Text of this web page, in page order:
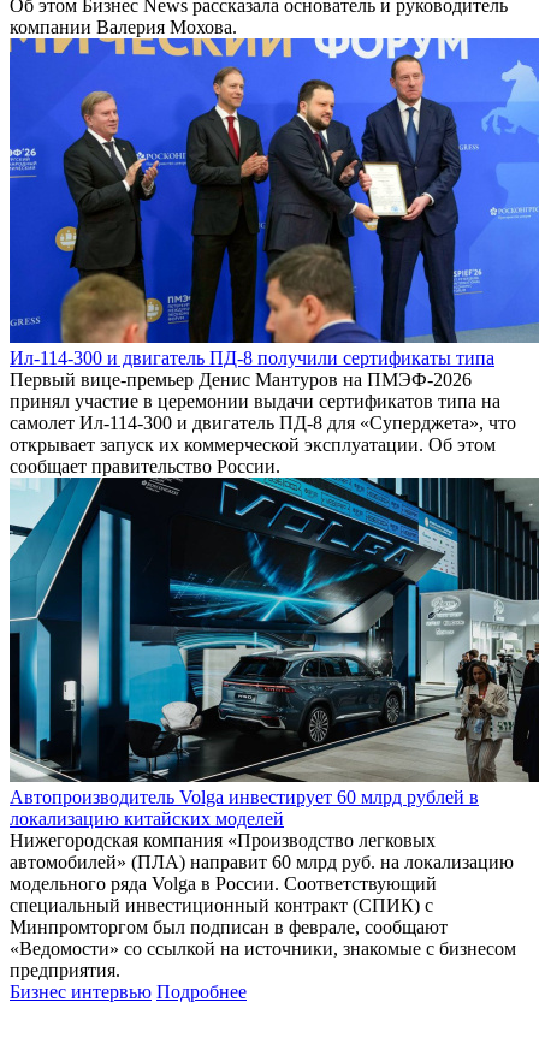
Об этом Бизнес News рассказала основатель и руководитель
компании Валерия Мохова.
Ил-114-300 и двигатель ПД-8 получили сертификаты типа
Первый вице-премьер Денис Мантуров на ПМЭФ-2026
принял участие в церемонии выдачи сертификатов типа на
самолет Ил-114-300 и двигатель ПД-8 для «Суперджета», что
открывает запуск их коммерческой эксплуатации. Об этом
сообщает правительство России.
Автопроизводитель Volga инвестирует 60 млрд рублей в
локализацию китайских моделей
Нижегородская компания «Производство легковых
автомобилей» (ПЛА) направит 60 млрд руб. на локализацию
модельного ряда Volga в России. Соответствующий
специальный инвестиционный контракт (СПИК) с
Минпромторгом был подписан в феврале, сообщают
«Ведомости» со ссылкой на источники, знакомые с бизнесом
предприятия.
Бизнес интервью Подробнее